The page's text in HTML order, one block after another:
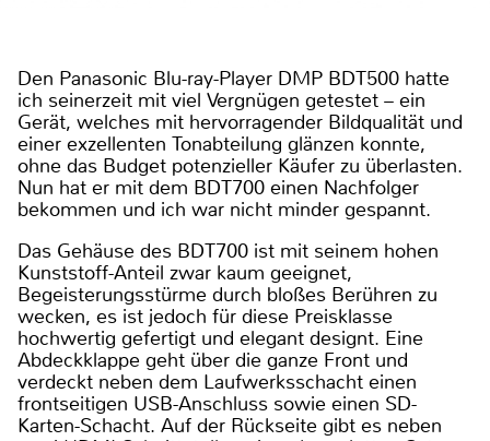
Den Panasonic Blu-ray-Player DMP BDT500 hatte
ich seinerzeit mit viel Vergnügen getestet – ein
Gerät, welches mit hervorragender Bildqualität und
einer exzellenten Tonabteilung glänzen konnte,
ohne das Budget potenzieller Käufer zu überlasten.
Nun hat er mit dem BDT700 einen Nachfolger
bekommen und ich war nicht minder gespannt.
Das Gehäuse des BDT700 ist mit seinem hohen
Kunststoff-Anteil zwar kaum geeignet,
Begeisterungsstürme durch bloßes Berühren zu
wecken, es ist jedoch für diese Preisklasse
hochwertig gefertigt und elegant designt. Eine
Abdeckklappe geht über die ganze Front und
verdeckt neben dem Laufwerksschacht einen
frontseitigen USB-Anschluss sowie einen SD-
Karten-Schacht. Auf der Rückseite gibt es neben